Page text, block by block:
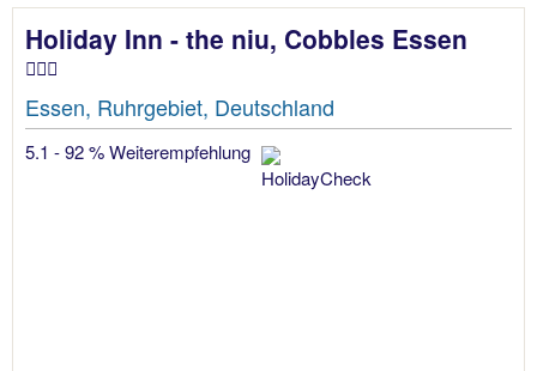
Holiday Inn - the niu, Cobbles Essen
Essen, Ruhrgebiet, Deutschland
5.1 - 92 % Weiterempfehlung